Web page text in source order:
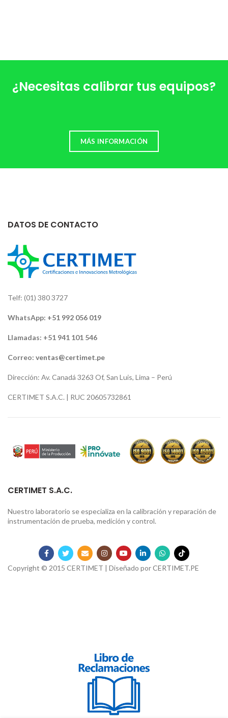
¿Necesitas calibrar tus equipos?
MÁS INFORMACIÓN
DATOS DE CONTACTO
Telf: (01) 380 3727
WhatsApp: +51 992 056 019
Llamadas: +51 941 101 546
Correo: ventas@certimet.pe
Dirección: Av. Canadá 3263 Of, San Luis, Lima – Perú
CERTIMET S.A.C. | RUC 20605732861
CERTIMET S.A.C.
Nuestro laboratorio se especializa en la calibración y reparación de
instrumentación de prueba, medición y control.
Copyright © 2015 CERTIMET | Diseñado porCERTIMET.PE